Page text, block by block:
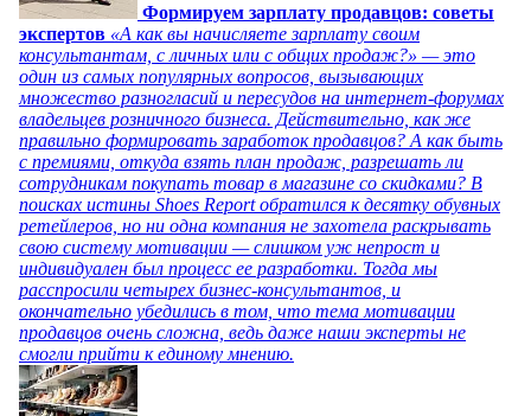
Формируем зарплату продавцов: советы
экспертов «А как вы начисляете зарплату своим
консультантам, с личных или с общих продаж?» — это
один из самых популярных вопросов, вызывающих
множество разногласий и пересудов на интернет-форумах
владельцев розничного бизнеса. Действительно, как же
правильно формировать заработок продавцов? А как быть
с премиями, откуда взять план продаж, разрешать ли
сотрудникам покупать товар в магазине со скидками? В
поисках истины Shoes Report обратился к десятку обувных
ретейлеров, но ни одна компания не захотела раскрывать
свою систему мотивации — слишком уж непрост и
индивидуален был процесс ее разработки. Тогда мы
расспросили четырех бизнес-консультантов, и
окончательно убедились в том, что тема мотивации
продавцов очень сложна, ведь даже наши эксперты не
смогли прийти к единому мнению.